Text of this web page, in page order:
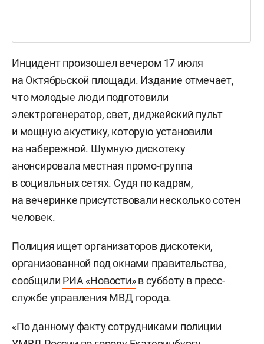
Инцидент произошел вечером 17 июля
на Октябрьской площади. Издание отмечает,
что молодые люди подготовили
электрогенератор, свет, диджейский пульт
и мощную акустику, которую установили
на набережной. Шумную дискотеку
анонсировала местная промо-группа
в социальных сетях. Судя по кадрам,
на вечеринке присутствовали несколько сотен
человек.
Полиция ищет организаторов дискотеки,
организованной под окнами правительства,
сообщили РИА «Новости»в субботу в пресс-
службе управления МВД города.
«По данному факту сотрудниками полиции